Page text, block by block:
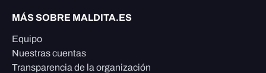
MÁS SOBRE MALDITA.ES
Equipo
Nuestras cuentas
Transparencia de la organización